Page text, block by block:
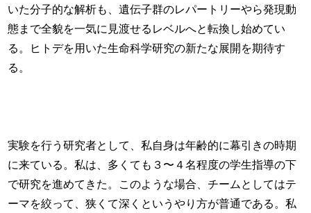
いた分子的な解析も、遺伝子群のレパートリーやら発現動
態まで全貌を一気に見渡せるレベルへと転換し始めてい
る。ヒトデを用いた生命科学研究の新たな展開を期待す
る。
実験を行う研究者として、私自身は年齢的に幕引きの時期
に来ている。私は、多くても３〜４名程度の学生指導の下
で研究を進めてきた。このような場合、チームとしてはテ
ーマを絞って、狭くて深くというやり方が普通である。私